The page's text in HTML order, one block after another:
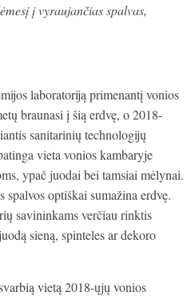
į vyraujančias spalvas,
laboratoriją primenantį vonios
braunasi į šią erdvę, o 2018-
sanitarinių technologijų
vieta vonios kambaryje
ypač juodai bei tamsiai mėlynai.
spalvos optiškai sumažina erdvę.
savininkams verčiau rinktis
sieną, spinteles ar dekoro
vietą 2018-ųjų vonios